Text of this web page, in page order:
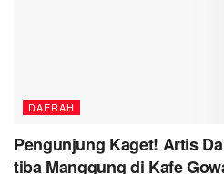
DAERAH
Pengunjung Kaget! Artis
tiba Manggung di Kafe